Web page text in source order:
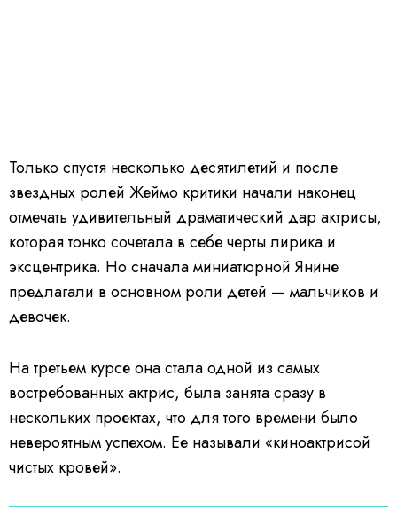
Только спустя несколько десятилетий и после
звездных ролей Жеймо критики начали наконец
отмечать удивительный драматический дар актрисы,
которая тонко сочетала в себе черты лирика и
эксцентрика. Но сначала миниатюрной Янине
предлагали в основном роли детей — мальчиков и
девочек.
На третьем курсе она стала одной из самых
востребованных актрис, была занята сразу в
нескольких проектах, что для того времени было
невероятным успехом. Ее называли «киноактрисой
чистых кровей».